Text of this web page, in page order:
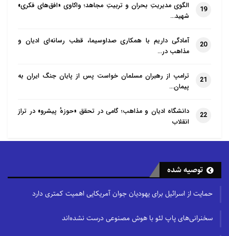
19
الگوی مدیریتِ بحران و تربیتِ مجاهد؛ واکاوی «افق‌های فکری»
شهید…
20
آمادگی داریم با همکاری صداوسیما، قطب رسانه‌ای ادیان و
مذاهب در…
21
ترامپ از رهبران مسلمان خواست پس از پایان جنگ ایران به
پیمان…
22
دانشگاه ادیان و مذاهب؛ گامی در تحقق «حوزهٔ پیشرو» در تراز
انقلاب
توصیه شده
حمایت از اسرائیل برای یهودیان جوان آمریکایی اهمیت کمتری دارد
سخنرانی‌های پاپ لئو با هوش مصنوعی درست نشده‌اند